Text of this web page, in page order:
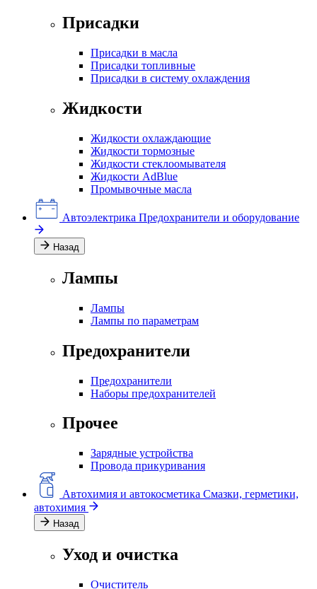
Присадки
Присадки в масла
Присадки топливные
Присадки в систему охлаждения
Жидкости
Жидкости охлаждающие
Жидкости тормозные
Жидкости стеклоомывателя
Жидкости AdBlue
Промывочные масла
Автоэлектрика Предохранители и оборудование
Назад
Лампы
Лампы
Лампы по параметрам
Предохранители
Предохранители
Наборы предохранителей
Прочее
Зарядные устройства
Провода прикуривания
Автохимия и автокосметика Смазки, герметики,
автохимия
Назад
Уход и очистка
Очиститель